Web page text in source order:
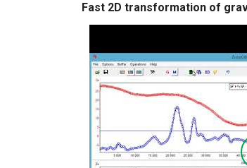
Fast 2D transformation of